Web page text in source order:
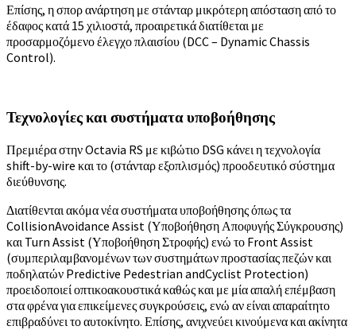
Επίσης, η σπορ ανάρτηση με στάνταρ μικρότερη απόσταση από το
έδαφος κατά 15 χιλιοστά, προαιρετικά διατίθεται με
προσαρμοζόμενο έλεγχο πλαισίου (DCC – Dynamic Chassis
Control).
Τεχνολογίες και συστήματα υποβοήθησης
Πρεμιέρα στην Octavia RS με κιβώτιο DSG κάνει η τεχνολογία
shift-by-wire και το (στάνταρ εξοπλισμός) προοδευτικό σύστημα
διεύθυνσης.
Διατίθενται ακόμα νέα συστήματα υποβοήθησης όπως τα
CollisionAvoidance Assist (Υποβοήθηση Αποφυγής Σύγκρουσης)
και Turn Assist (Υποβοήθηση Στροφής) ενώ το Front Assist
(συμπεριλαμβανομένων των συστημάτων προστασίας πεζών και
ποδηλατών Predictive Pedestrian andCyclist Protection)
προειδοποιεί οπτικοακουστικά καθώς και με μία απαλή επέμβαση
στα φρένα για επικείμενες συγκρούσεις, ενώ αν είναι απαραίτητο
επιβραδύνει το αυτοκίνητο. Επίσης, ανιχνεύει κινούμενα και ακίνητα